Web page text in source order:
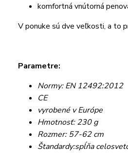
komfortná vnútorná
V ponuke sú dve veľkosti, a to
Parametre:
Normy: EN 12492:2012
CE
vyrobené v Európe
Hmotnosť: 230 g
Rozmer: 57-62 cm
Štandardy:spĺňa